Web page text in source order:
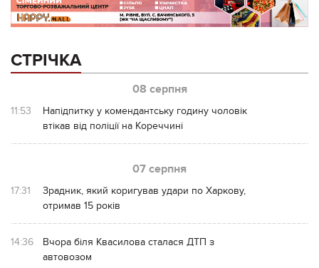
СТРІЧКА
08 серпня
11:53
Напідпитку у комендантську годину чоловік
втікав від поліції на Кореччині
07 серпня
17:31
Зрадник, який коригував удари по Харкову,
отримав 15 років
14:36
Вчора біля Квасилова сталася ДТП з
автовозом